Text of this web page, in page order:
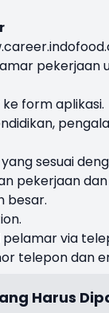
pekerjaan
form aplikasi.
sesuai
pekerjaan
besar.
via
telepon dan
Harus